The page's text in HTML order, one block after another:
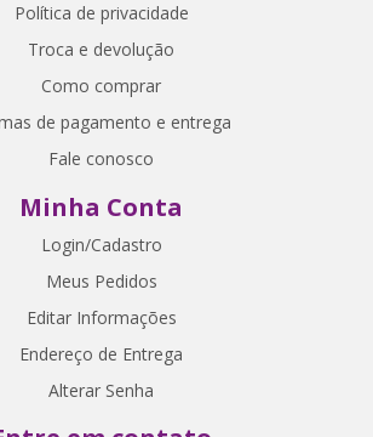
Política de privacidade
Troca e devolução
Como comprar
de pagamento e entrega
Fale conosco
Minha Conta
Login/Cadastro
Meus Pedidos
Editar Informações
Endereço de Entrega
Alterar Senha